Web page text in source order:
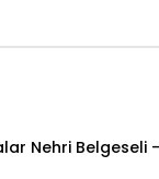
Nehri Belgeseli